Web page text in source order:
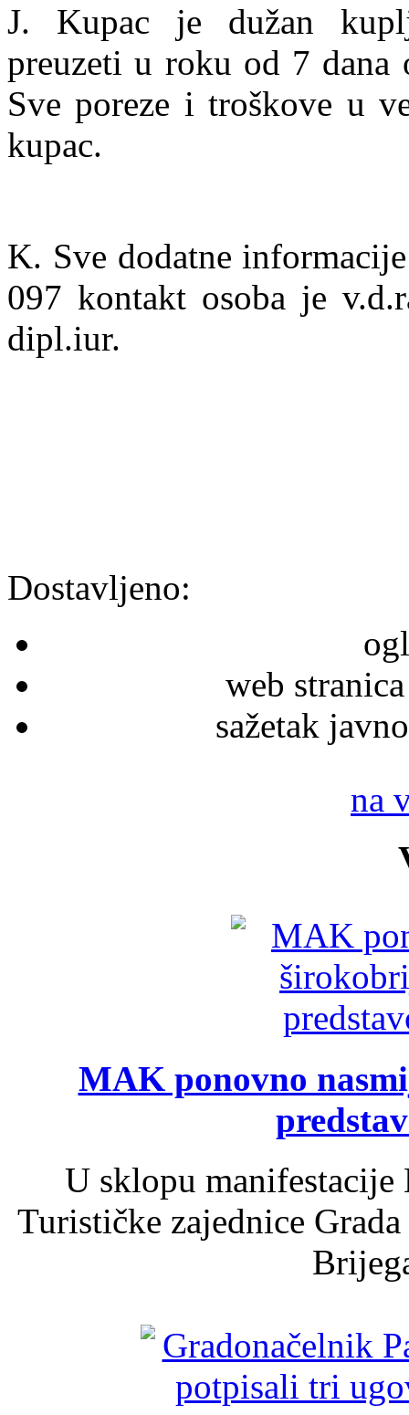
J. Kupac je dužan
preuzeti u roku od 7 dana
Sve poreze i troškove u
kupac.
K. Sve dodatne
097 kontakt osoba je
dipl.iur.
Dostavljeno:
web
sažetak
na
MAK ponovno
U sklopu
Turističke zajednice